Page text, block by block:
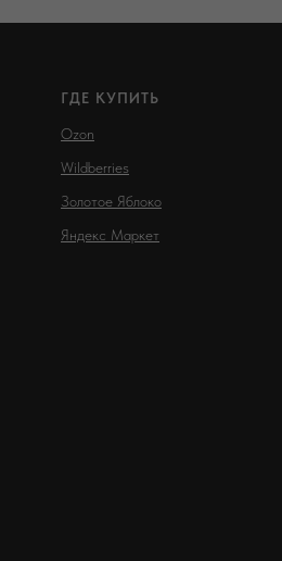
ГДЕ КУПИТЬ
Ozon
Wildberries
Золотое Яблоко
Яндекс Маркет